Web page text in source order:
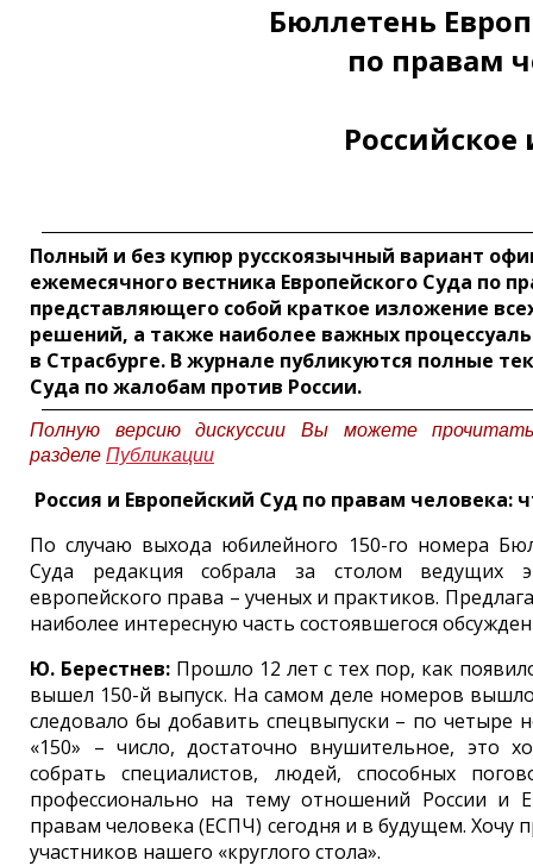
Бюллетень
по правам
Полный и без купюр русскоязычный вариант
ежемесячного вестника Европейского Суда по
представляющего собой краткое изложение
решений, а также наиболее важных
в Страсбурге. В журнале публикуются полные
Суда по жалобам против России.
Полную версию дискуссии Вы можете
разделе Публикации
Россия и Европейский Суд по правам человека:
По случаю выхода юбилейного 150-го номера
Суда редакция собрала за столом ведущих
европейского права – ученых и практиков.
наиболее интересную часть состоявшегося
Ю. Берестнев: Прошло 12 лет с тех пор, как
вышел 150-й выпуск. На самом деле номеров
следовало бы добавить спецвыпуски – по четыре
«150» – число, достаточно внушительное, это
собрать специалистов, людей, способных
профессионально на тему отношений России и
правам человека (ЕСПЧ) сегодня и в будущем. Хочу
участников нашего «круглого стола».